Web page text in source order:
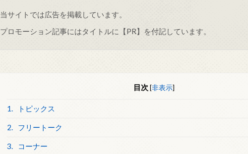
当サイトでは広告を掲載しています。
プロモーション記事にはタイトルに【PR】を付記しています。
目次 [非表示]
1. トピックス
2. フリートーク
3. コーナー